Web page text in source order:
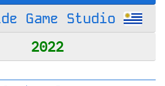
Game Studio
2022